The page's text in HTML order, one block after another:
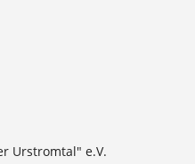
Urstromtal" e.V.